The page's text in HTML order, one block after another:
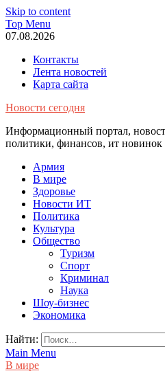
Skip to content
Top Menu
07.08.2026
Контакты
Лента новостей
Карта сайта
Новости сегодня
Информационный портал,
политики, финансов, ит новинок
Армия
В мире
Здоровье
Новости ИТ
Политика
Культура
Общество
Туризм
Спорт
Криминал
Наука
Шоу-бизнес
Экономика
Найти:
Main Menu
В мире